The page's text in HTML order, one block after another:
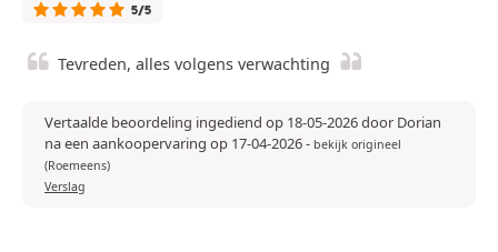
5/5
Tevreden, alles volgens verwachting
Vertaalde beoordeling ingediend op 18-05-2026 door Dorian
na een aankoopervaring op 17-04-2026- bekijk origineel
(Roemeens)
Verslag